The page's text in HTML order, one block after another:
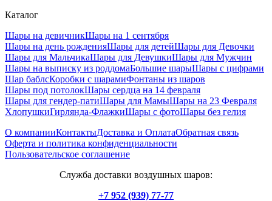
Каталог
Шары на девичникШары на 1 сентября
Шары на день рожденияШары для детейШары для Девочки
Шары для МальчикаШары для ДевушкиШары для Мужчин
Шары на выписку из роддомаБольшие шарыШары с цифрами
Шар баблсКоробки с шарамиФонтаны из шаров
Шары под потолокШары сердца на 14 февраля
Шары для гендер-патиШары для МамыШары на 23 Февраля
ХлопушкиГирлянда-ФлажкиШары с фотоШары без гелия
О компанииКонтактыДоставка и ОплатаОбратная связь
Оферта и политика конфиденциальности
Пользовательское соглашение
Служба доставки воздушных шаров:
+7 952 (939) 77-77